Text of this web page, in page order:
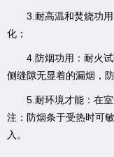
3.耐高温和焚烧功
化；
4.防烟功用：耐火
侧缝隙无显着的漏烟，
5.耐环境才能：在
注：防烟条于受热时可
入。